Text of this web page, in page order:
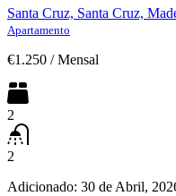
Santa Cruz, Santa Cruz,
Apartamento
€1.250 / Mensal
2
2
Adicionado: 30 de Abril,